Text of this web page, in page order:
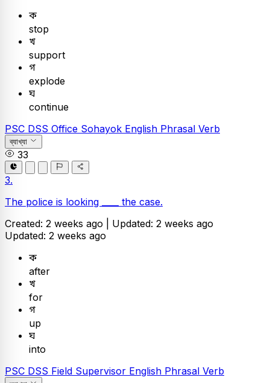
ক
stop
খ
support
গ
explode
ঘ
continue
PSC DSS Office Sohayok English Phrasal Verb
ব্যাখ্যা
33
3.
The police is looking ____ the case.
Created: 2 weeks ago | Updated: 2 weeks ago
Updated: 2 weeks ago
ক
after
খ
for
গ
up
ঘ
into
PSC DSS Field Supervisor English Phrasal Verb